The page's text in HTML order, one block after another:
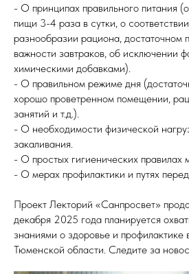
- О принципах правильного питания
пищи 3-4 раза в сутки, о
разнообразии рациона, достаточном
важности завтраков, об исключении
химическими добавками).
- О правильном режиме дня
хорошо проветренном помещении,
занятий и т.д.).
- О необходимости физической
закаливания.
- О простых гигиенических правилах
- О мерах профилактики и путях
Проект Лекторий «Санпросвет»
декабря 2025 года планируется
знаниями о здоровье и профилактике
Тюменской области. Следите за